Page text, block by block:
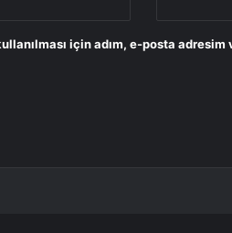
için adım, e-posta adresim